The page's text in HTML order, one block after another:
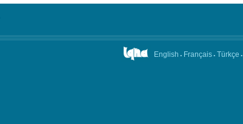
English . Français. Türkçe .